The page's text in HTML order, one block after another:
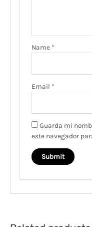
Name *
Email *
Guarda mi
este navegador